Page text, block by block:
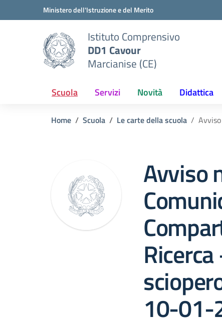
Vai ai contenuti
Vai al menu di navigazioneMinistero dell'Istruzione e del Merito
Istituto Comprensivo
DD1 Cavour
Marcianise (CE)
Scuola Servizi Novità Didattica
Home Scuola Le carte della scuola
Avviso
10-01-